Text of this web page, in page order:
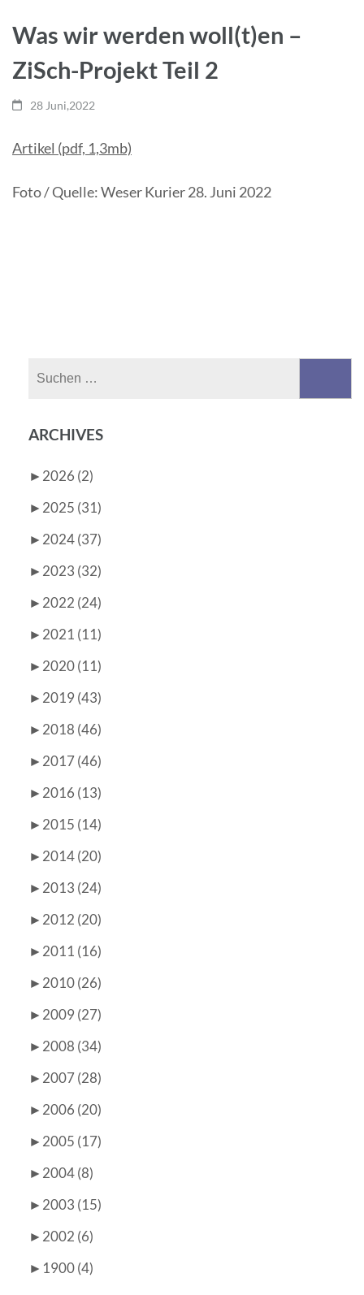
Was wir werden woll(t)en –
ZiSch-Projekt Teil 2
28 Juni,2022
Artikel (pdf, 1,3mb)
Foto / Quelle: Weser Kurier 28. Juni 2022
ARCHIVES
► 2026 (2)
► 2025 (31)
► 2024 (37)
► 2023 (32)
► 2022 (24)
► 2021 (11)
► 2020 (11)
► 2019 (43)
► 2018 (46)
► 2017 (46)
► 2016 (13)
► 2015 (14)
► 2014 (20)
► 2013 (24)
► 2012 (20)
► 2011 (16)
► 2010 (26)
► 2009 (27)
► 2008 (34)
► 2007 (28)
► 2006 (20)
► 2005 (17)
► 2004 (8)
► 2003 (15)
► 2002 (6)
► 1900 (4)